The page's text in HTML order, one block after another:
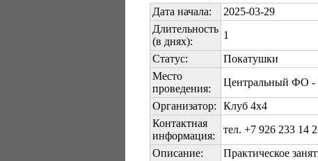
Дата начала:
2025-03-29
Длительность
(в днях):
1
Статус:
Покатушки
Место
проведения:
Центральный ФО -
Организатор:
Клуб 4х4
Контактная
информация:
тел. +7 926 233 14
Описание:
Практическое